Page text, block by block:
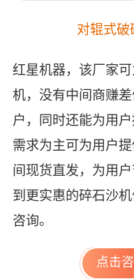
对辊式破
红星机器，该厂家
机，没有中间商赚
户，同时还能为用
需求为主可为用户
间现货直发，为用
到更实惠的碎石沙
咨询。
点击